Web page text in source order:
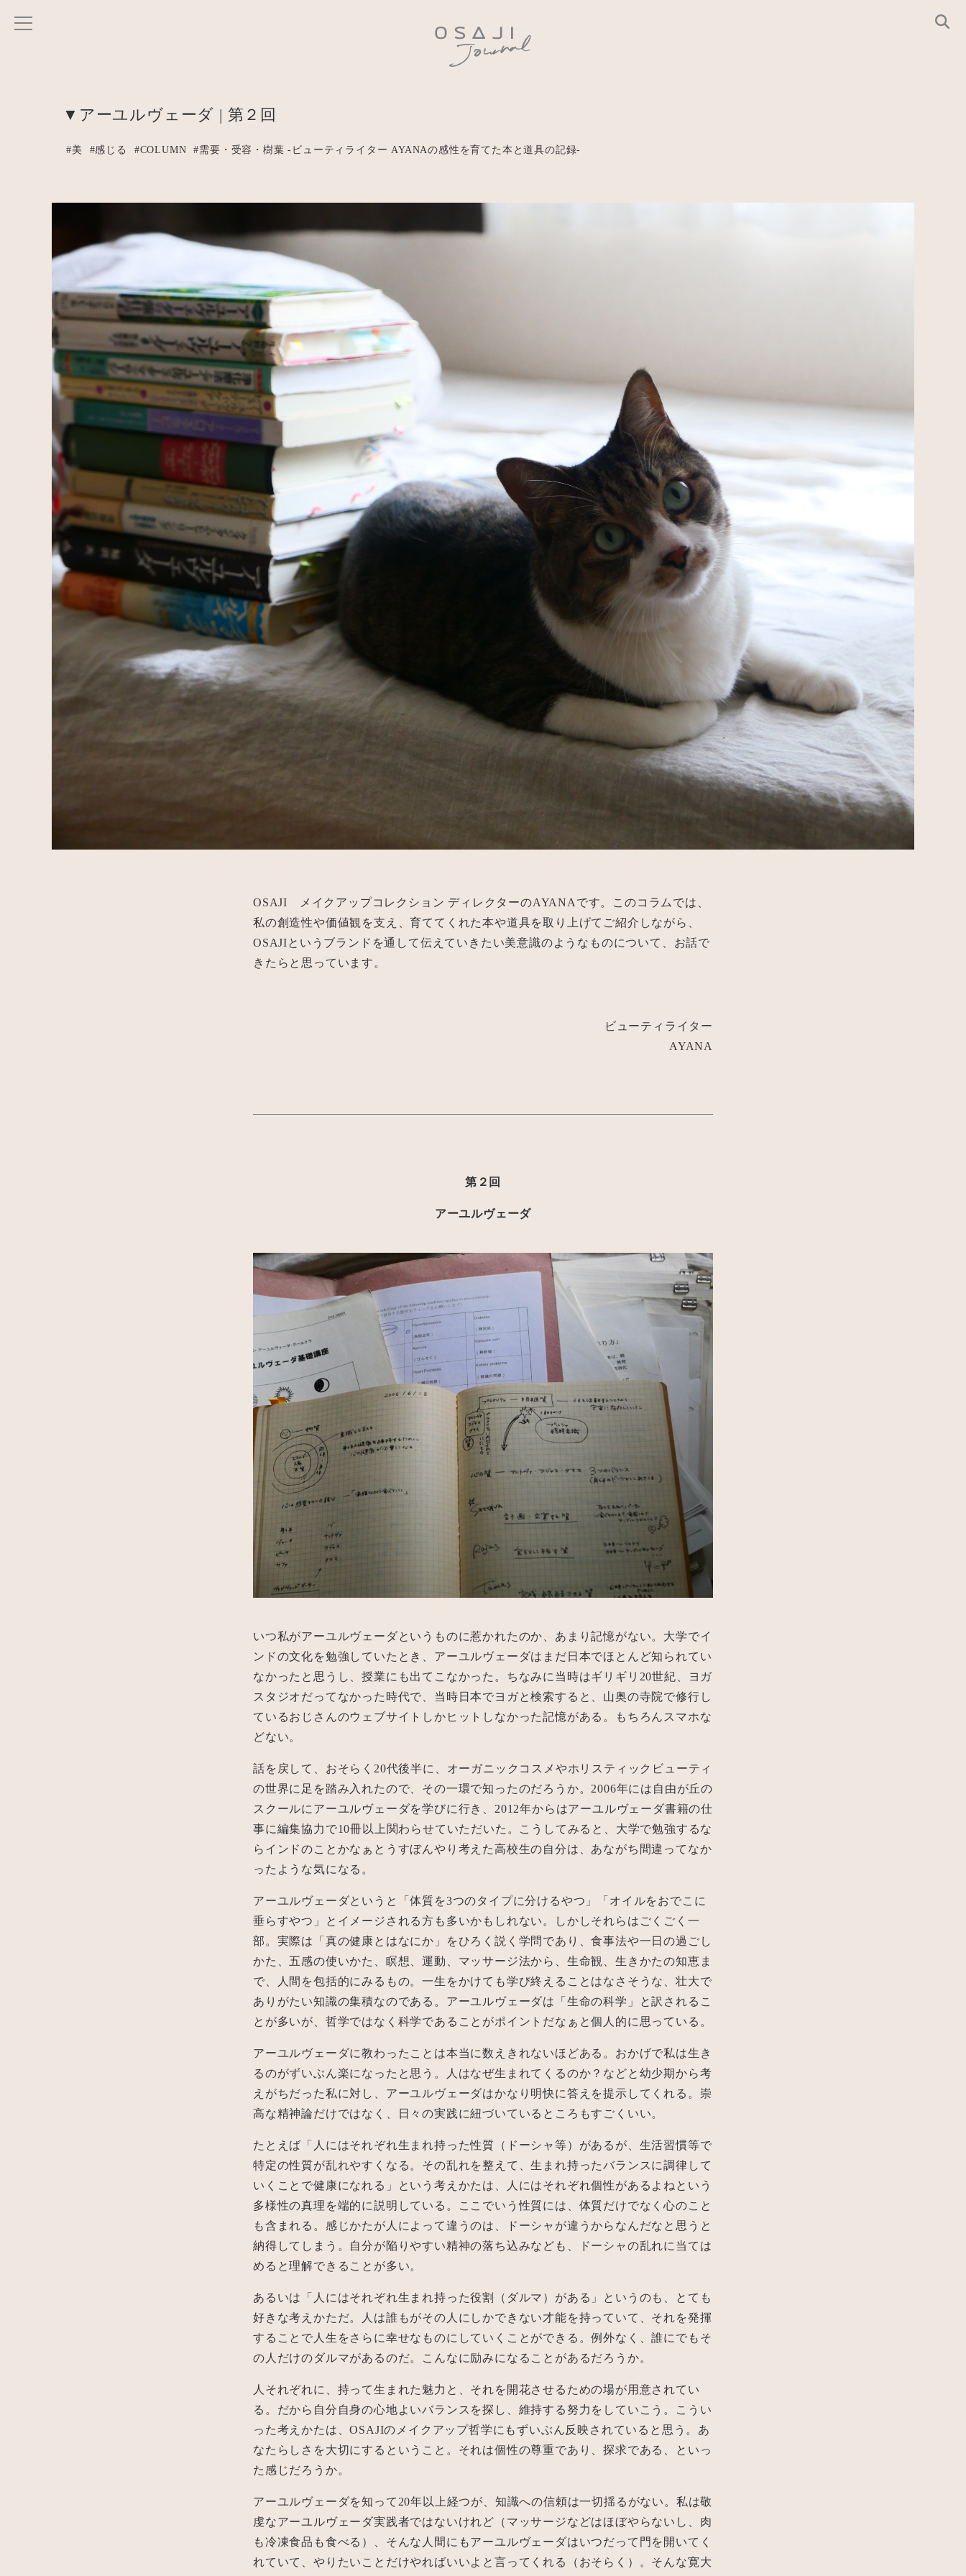
▼アーユルヴェーダ | 第２回
#美 #感じる #COLUMN #需要・受容・樹葉 -ビューティライター AYANAの感性を育てた本と道具の記録-
OSAJI メイクアップコレクション ディレクターのAYANAです。このコラムでは、
私の創造性や価値観を支え、育ててくれた本や道具を取り上げてご紹介しながら、
OSAJIというブランドを通して伝えていきたい美意識のようなものについて、お話で
きたらと思っています。
ビューティライター
AYANA
第２回
アーユルヴェーダ
いつ私がアーユルヴェーダというものに惹かれたのか、あまり記憶がない。大学でイ
ンドの文化を勉強していたとき、アーユルヴェーダはまだ日本でほとんど知られてい
なかったと思うし、授業にも出てこなかった。ちなみに当時はギリギリ20世紀、ヨガ
スタジオだってなかった時代で、当時日本でヨガと検索すると、山奥の寺院で修行し
ているおじさんのウェブサイトしかヒットしなかった記憶がある。もちろんスマホな
どない。
話を戻して、おそらく20代後半に、オーガニックコスメやホリスティックビューティ
の世界に足を踏み入れたので、その一環で知ったのだろうか。2006年には自由が丘の
スクールにアーユルヴェーダを学びに行き、2012年からはアーユルヴェーダ書籍の仕
事に編集協力で10冊以上関わらせていただいた。こうしてみると、大学で勉強するな
らインドのことかなぁとうすぼんやり考えた高校生の自分は、あながち間違ってなか
ったような気になる。
アーユルヴェーダというと「体質を3つのタイプに分けるやつ」「オイルをおでこに
垂らすやつ」とイメージされる方も多いかもしれない。しかしそれらはごくごく一
部。実際は「真の健康とはなにか」をひろく説く学問であり、食事法や一日の過ごし
かた、五感の使いかた、瞑想、運動、マッサージ法から、生命観、生きかたの知恵ま
で、人間を包括的にみるもの。一生をかけても学び終えることはなさそうな、壮大で
ありがたい知識の集積なのである。アーユルヴェーダは「生命の科学」と訳されるこ
とが多いが、哲学ではなく科学であることがポイントだなぁと個人的に思っている。
アーユルヴェーダに教わったことは本当に数えきれないほどある。おかげで私は生き
るのがずいぶん楽になったと思う。人はなぜ生まれてくるのか？などと幼少期から考
えがちだった私に対し、アーユルヴェーダはかなり明快に答えを提示してくれる。崇
高な精神論だけではなく、日々の実践に紐づいているところもすごくいい。
たとえば「人にはそれぞれ生まれ持った性質（ドーシャ等）があるが、生活習慣等で
特定の性質が乱れやすくなる。その乱れを整えて、生まれ持ったバランスに調律して
いくことで健康になれる」という考えかたは、人にはそれぞれ個性があるよねという
多様性の真理を端的に説明している。ここでいう性質には、体質だけでなく心のこと
も含まれる。感じかたが人によって違うのは、ドーシャが違うからなんだなと思うと
納得してしまう。自分が陥りやすい精神の落ち込みなども、ドーシャの乱れに当ては
めると理解できることが多い。
あるいは「人にはそれぞれ生まれ持った役割（ダルマ）がある」というのも、とても
好きな考えかただ。人は誰もがその人にしかできない才能を持っていて、それを発揮
することで人生をさらに幸せなものにしていくことができる。例外なく、誰にでもそ
の人だけのダルマがあるのだ。こんなに励みになることがあるだろうか。
人それぞれに、持って生まれた魅力と、それを開花させるための場が用意されてい
る。だから自分自身の心地よいバランスを探し、維持する努力をしていこう。こうい
った考えかたは、OSAJIのメイクアップ哲学にもずいぶん反映されていると思う。あ
なたらしさを大切にするということ。それは個性の尊重であり、探求である、といっ
た感じだろうか。
アーユルヴェーダを知って20年以上経つが、知識への信頼は一切揺るがない。私は敬
虔なアーユルヴェーダ実践者ではないけれど（マッサージなどはほぼやらないし、肉
も冷凍食品も食べる）、そんな人間にもアーユルヴェーダはいつだって門を開いてく
れていて、やりたいことだけやればいいよと言ってくれる（おそらく）。そんな寛大